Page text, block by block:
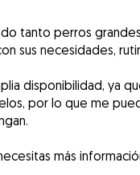
tanto perros
sus necesidades,
disponibilidad, ya
por lo que me
más